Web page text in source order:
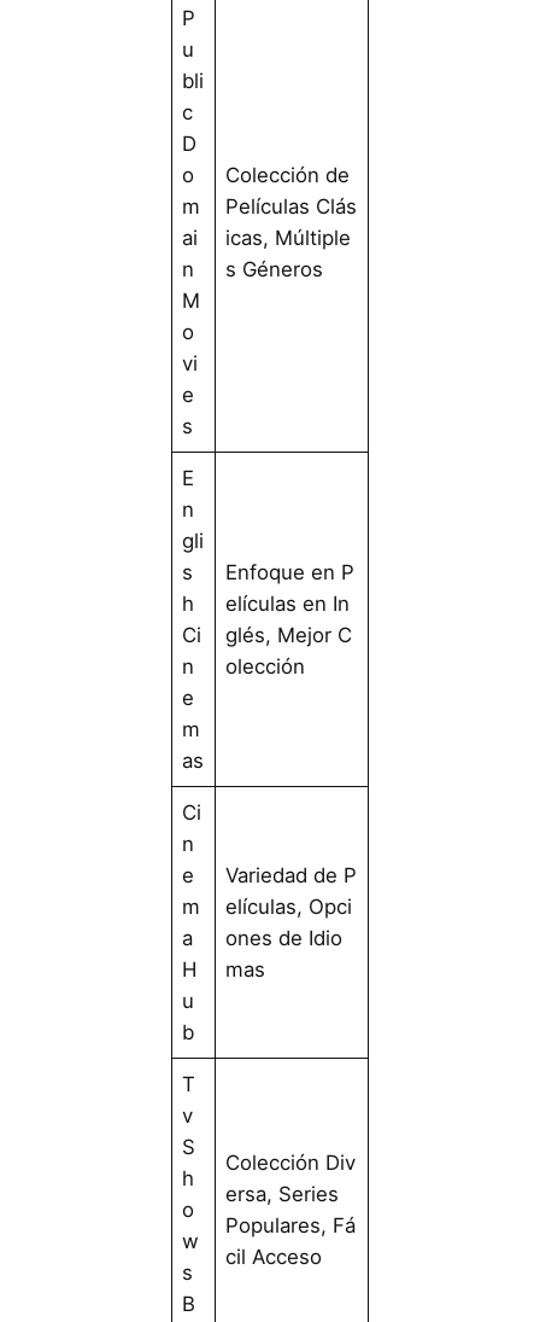
P
u
bli
c
D
o
m
ai
n
M
o
vi
e
s
Colección de
Películas Clás
icas, Múltiple
s Géneros
E
n
gli
s
h
Ci
n
e
m
as
Enfoque en P
elículas en In
glés, Mejor C
olección
Ci
n
e
m
a
H
u
b
Variedad de P
elículas, Opci
ones de Idio
mas
T
v
S
h
o
w
s
B
Colección Div
ersa, Series
Populares, Fá
cil Acceso